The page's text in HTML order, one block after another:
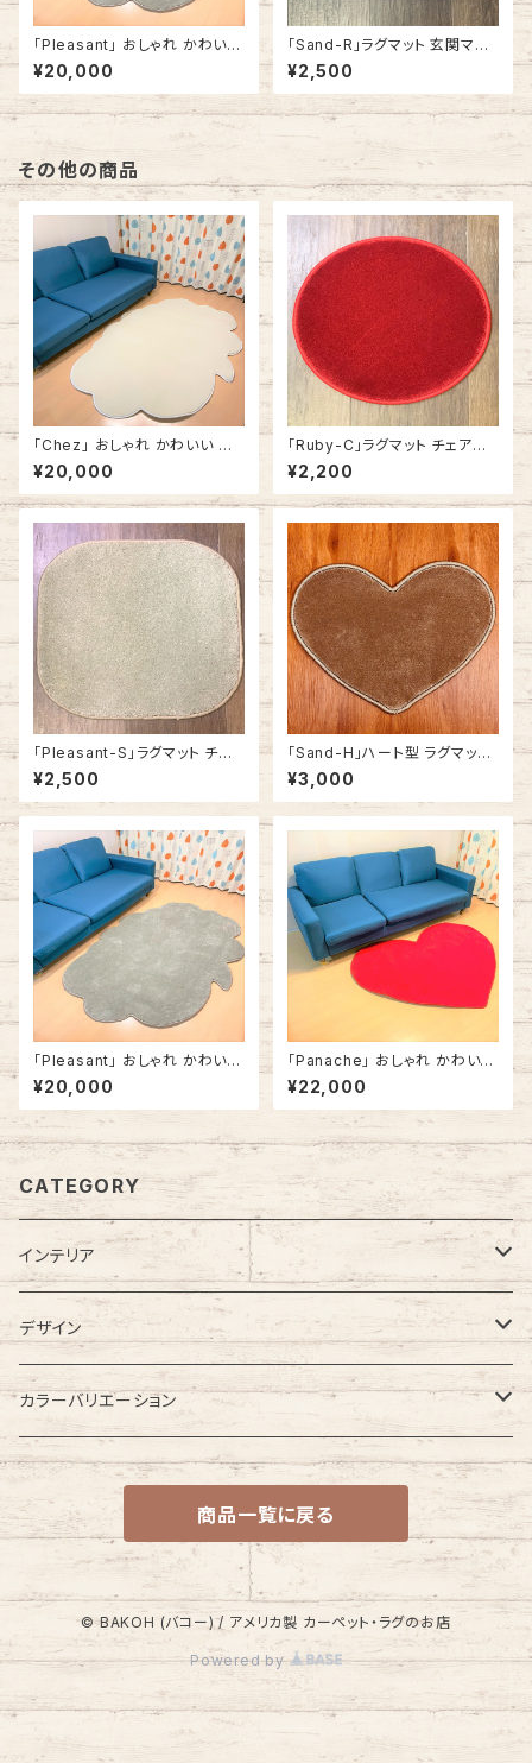
「Pleasant」 おしゃれ かわいい
ラグカーペット ラグマット ふきだ
し型 雲形 140cm x 180cm グ
リーン
¥20,000
「Sand-R」ラグマット 玄関マット
カーペット おしゃれ 長方形 角
型
¥2,500
その他の商品
「Chez」 おしゃれ かわいい ラ
グカーペット ラグマット ふきだし
型 雲形 140cm x 180cm ホワ
イト
¥20,000
「Ruby-C」ラグマット チェアパッ
ド カーペット おしゃれ 丸型 ラ
ウンド型 円形 アメリカ製
¥2,200
「Pleasant-S」ラグマット チェ
アパッド カーペット おしゃれ 正
方形 角型 アメリカ製
¥2,500
「Sand-H」ハート型 ラグマット
ミニサイズ おしゃれ かわいい
ハート 30cm x 40cm
¥3,000
「Pleasant」 おしゃれ かわいい
ラグカーペット ラグマット ふきだ
し型 雲形 140cm x 180cm グ
リーン
¥20,000
「Panache」 おしゃれ かわいい
ラグカーペット ラグマット ハート
型 ハートマーク 赤 #357 140c
m x 140cm
¥22,000
CATEGORY
インテリア
カーペット
ラグカーペット・ラグマット
大型・大きめラグ
小型・小さめラグ
玄関・玄関マット
チェアパッド
キッチンマット
デザイン
無地
格子・チェック柄
幾何学・幾何学模様
円型・ラウンド型
カラーバリエーション
レッド・ピンク系
ブルー・ネイビー系
グリーン系
ブラウン・ベージュ系
商品一覧に戻る
© BAKOH (バコー) / アメリカ製 カーペット・ラグのお店
Powered by